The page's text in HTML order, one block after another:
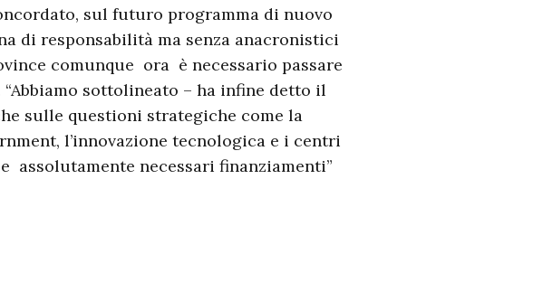
sul futuro programma di nuovo
di responsabilità ma senza anacronistici
comunque ora è necessario passare
sottolineato – ha infine detto il
sulle questioni strategiche come la
l’innovazione tecnologica e i centri
assolutamente necessari finanziamenti”